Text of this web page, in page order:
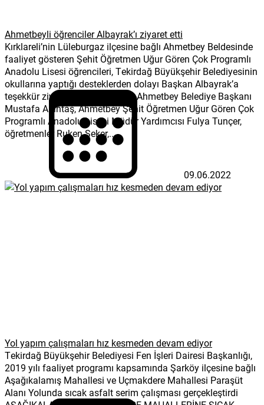
Ahmetbeyli öğrenciler Albayrak’ı ziyaret etti
Kırklareli’nin Lüleburgaz ilçesine bağlı Ahmetbey Beldesinde
faaliyet gösteren Şehit Öğretmen Uğur Gören Çok Programlı
Anadolu Lisesi öğrencileri, Tekirdağ Büyükşehir Belediyesinin
okullarına yaptığı desteklerden dolayı Başkan Albayrak’a
teşekkür ziyaretinde bulundular Ahmetbey Belediye Başkanı
Mustafa Altıntaş, Ahmetbey Şehit Öğretmen Uğur Gören Çok
Programlı Anadolu Lisesi Müdür Yardımcısı Fulya Tunçer,
öğretmenler Ruken Şeker,...
09.06.2022
Yol yapım çalışmaları hız kesmeden devam ediyor
Tekirdağ Büyükşehir Belediyesi Fen İşleri Dairesi Başkanlığı,
2019 yılı faaliyet programı kapsamında Şarköy ilçesine bağlı
Aşağıkalamış Mahallesi ve Uçmakdere Mahallesi Paraşüt
Alanı Yolunda sıcak asfalt serim çalışması gerçekleştirdi